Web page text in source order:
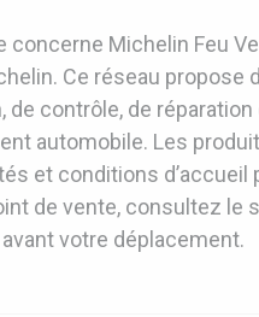
concerne Michelin Feu
Ce réseau propose
de contrôle, de réparation
automobile. Les
et conditions d’accueil
de vente, consultez le
avant votre déplacement.